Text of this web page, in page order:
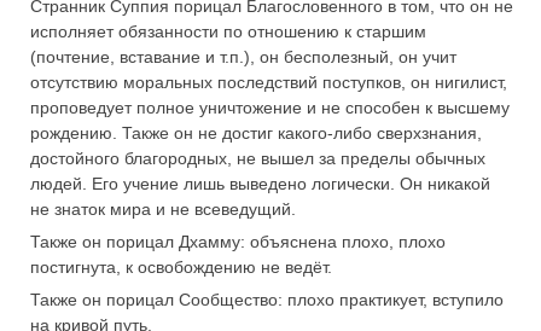
Странник Суппия порицал Благословенного в том, что он не
исполняет обязанности по отношению к старшим
(почтение, вставание и т.п.), он бесполезный, он учит
отсутствию моральных последствий поступков, он нигилист,
проповедует полное уничтожение и не способен к высшему
рождению. Также он не достиг какого-либо сверхзнания,
достойного благородных, не вышел за пределы обычных
людей. Его учение лишь выведено логически. Он никакой
не знаток мира и не всеведущий.
Также он порицал Дхамму: объяснена плохо, плохо
постигнута, к освобождению не ведёт.
Также он порицал Сообщество: плохо практикует, вступило
на кривой путь.